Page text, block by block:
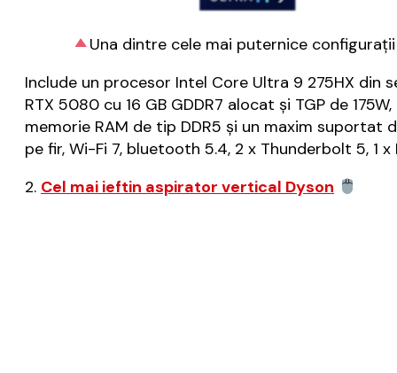
Una dintre cele mai puternice
Include un procesor Intel Core Ultra 9 275HX din
RTX 5080 cu 16 GB GDDR7 alocat și TGP de
memorie RAM de tip DDR5 și un maxim suportat
pe fir, Wi-Fi 7, bluetooth 5.4, 2 x Thunderbolt 5, 1
2. Cel mai ieftin aspirator vertical Dyson